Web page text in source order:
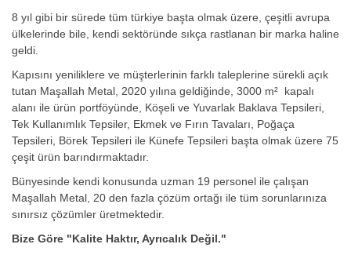
8 yıl gibi bir sürede tüm türkiye başta olmak üzere, çeşitli avrupa
ülkelerinde bile, kendi sektöründe sıkça rastlanan bir marka haline
geldi.
Kapısını yeniliklere ve müşterlerinin farklı taleplerine sürekli açık
tutan Maşallah Metal, 2020 yılına geldiğinde, 3000 m² kapalı
alanı ile ürün portföyünde, Köşeli ve Yuvarlak Baklava Tepsileri,
Tek Kullanımlık Tepsiler, Ekmek ve Fırın Tavaları, Poğaça
Tepsileri, Börek Tepsileri ile Künefe Tepsileri başta olmak üzere 75
çeşit ürün barındırmaktadır.
Bünyesinde kendi konusunda uzman 19 personel ile çalışan
Maşallah Metal, 20 den fazla çözüm ortağı ile tüm sorunlarınıza
sınırsız çözümler üretmektedir.
Bize Göre "Kalite Haktır, Ayrıcalık Değil."